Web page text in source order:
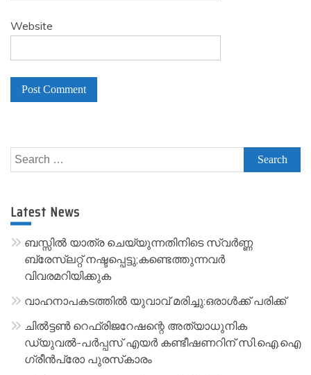
Website
l
n
a
v
:
Search
for:
Latest News
ബസ്സിൽ യാത്ര ചെയ്യുന്നതിനിടെ സ്വർണ്ണ
ബ്രേസ്‌ലറ്റ് നഷ്ടപ്പെട്ടു;കണ്ടെത്തുന്നവർ
വിവരമറിയിക്കുക
വാഹനാപകടത്തിൽ യുവാവ് മരിച്ചു:ഒരാൾക്ക് പരിക്ക്
ചിൽട്ടൺ റെഫ്രിജറേഷന്റെ അത്യാധുനിക
ഡ്യുവൽ-പർപ്പസ് എയർ കണ്ടീഷണറിന് സി.ഐ.ഐ
ഗ്രീൻപ്രോ പുരസ്‌കാരം